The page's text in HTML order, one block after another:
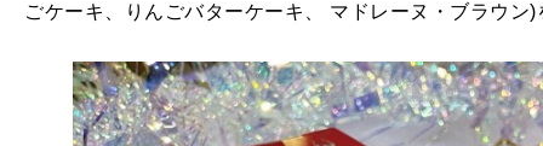
ごケーキ、りんごバターケーキ、 マドレーヌ・ブラウン